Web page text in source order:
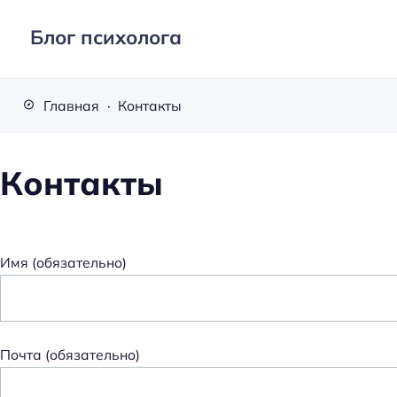
Блог психолога
Главная Контакты
Контакты
Имя (обязательно)
Почта (обязательно)